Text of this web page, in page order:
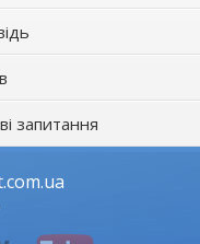
запитання